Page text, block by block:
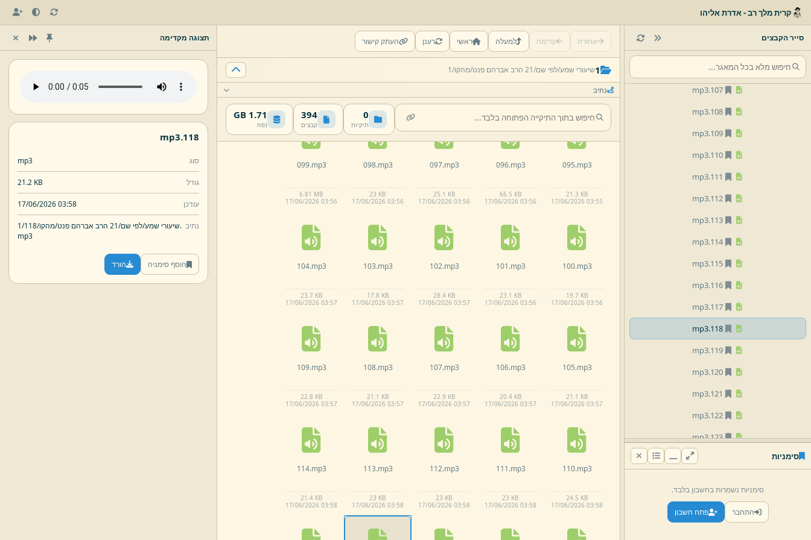
קרית מלך רב - אדרת אליהו
סייר הקבצים
104.
mp3
106.
107.
mp3
108.
mp3
109.
mp3
110.
mp3
111.
mp3
112.
mp3
113.
mp3
114.
mp3
115.
mp3
116.
mp3
117.
mp3
118.
mp3
119.
mp3
120.
mp3
121.
mp3
122.
mp3
123.
mp3
mp3
126.
mp3
127.
mp3
סימניות
סימניות נשמרות בחשבון בלבד.
התחבר פתח חשבון
אחורה קדימה למעלה ראשי רענן העתק קישור
1שיעורי שמע/לפי שם/21 הרב אברהם פנט/ מהקו/1
נתיב
0
תיקיות
394
קבצים
1.71 GB
נפח
17/06/2026 03:54
17/06/2026 03:55
17/06/2026 03:55
17/06/2026 03:55
17/06/2026 03:55
095.mp3
21.3 KB
17/06/2026 03:55
096.mp3
66.5 KB
17/06/2026 03:56
097.mp3
25.1 KB
17/06/2026 03:56
098.mp3
23 KB
17/06/2026 03:56
099.mp3
6.81 MB
17/06/2026 03:56
100.mp3
19.7 KB
17/06/2026 03:56
101.mp3
23.1 KB
17/06/2026 03:56
102.mp3
28.4 KB
17/06/2026 03:57
103.mp3
17.8 KB
17/06/2026 03:57
104.mp3
23.7 KB
17/06/2026 03:57
105.mp3
21.1 KB
17/06/2026 03:57
106.mp3
20.4 KB
17/06/2026 03:57
107.mp3
22.9 KB
17/06/2026 03:57
108.mp3
21.1 KB
17/06/2026 03:57
109.mp3
22.8 KB
17/06/2026 03:57
110.mp3
24.5 KB
17/06/2026 03:58
111.mp3
23 KB
17/06/2026 03:58
112.mp3
23 KB
17/06/2026 03:58
113.mp3
23 KB
17/06/2026 03:58
114.mp3
21.4 KB
17/06/2026 03:58
תצוגה מקדימה
118.
mp3
סוג mp3
גודל 21.2 KB
עודכן 17/06/2026 03:58
נתיב שיעורי שמע/לפי שם/21 הרב אברהם פנט/ מהקו/ 1/
118.
mp3
הוסף סימניה הורד